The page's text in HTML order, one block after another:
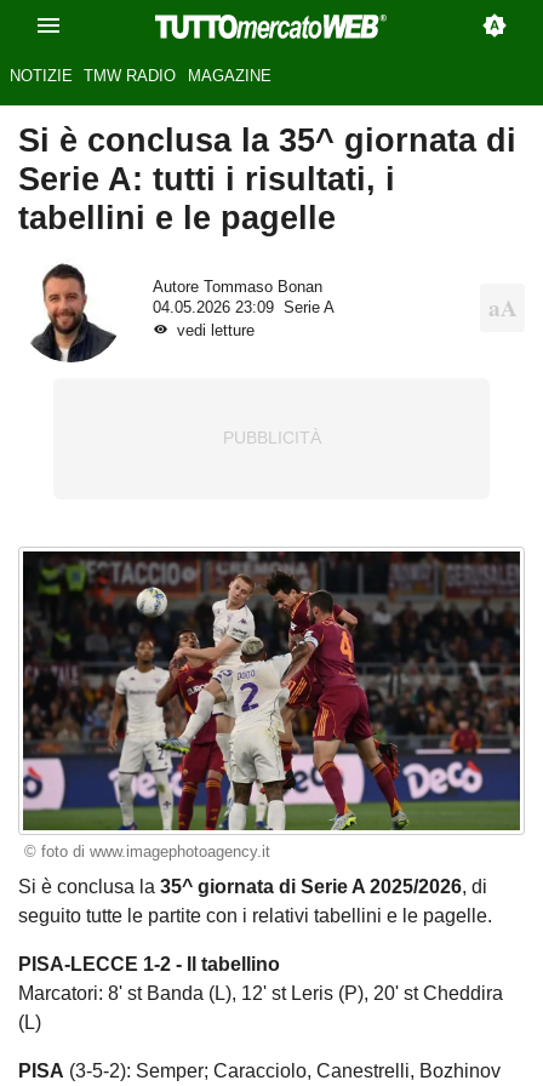
NOTIZIE TMW RADIO MAGAZINE
Si è conclusa la 35^ giornata di
Serie A: tutti i risultati, i
tabellini e le pagelle
Autore
Tommaso Bonan
04.05.2026 23:09
Serie A
vedi letture
© foto di www.imagephotoagency.it
Si è conclusa la 35^ giornata di Serie A 2025/2026, di
seguito tutte le partite con i relativi tabellini e le pagelle.
PISA-LECCE 1-2 - Il tabellino
Marcatori: 8' st Banda (L), 12' st Leris (P), 20' st Cheddira
(L)
PISA (3-5-2): Semper; Caracciolo, Canestrelli, Bozhinov